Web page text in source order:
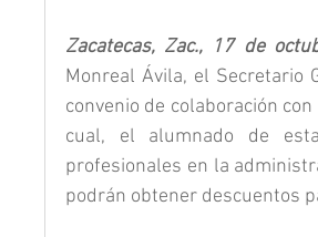
Zacatecas, Zac., 17 de
Monreal Ávila, el Secretario
convenio de colaboración
cual, el alumnado de
profesionales en la
podrán obtener descuentos